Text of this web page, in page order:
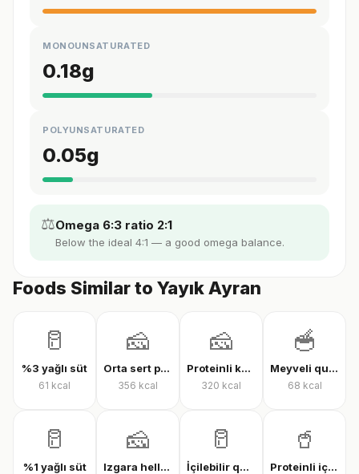
MONOUNSATURATED
0.18g
POLYUNSATURATED
0.05g
⚖️Omega 6:3 ratio 2:1
Below the ideal 4:1 — a good omega balance.
Foods Similar to Yayık Ayran
🥛
%3 yağlı süt
61 kcal
🧀
Orta sert peynir
356 kcal
🧀
Proteinli kaşar peyniri
320 kcal
🥣
Meyveli quark yoğurt
68 kcal
🥛
%1 yağlı süt
🧀
Izgara hellim
🥛
İçilebilir quark
🥤
Proteinli içilebilir quark